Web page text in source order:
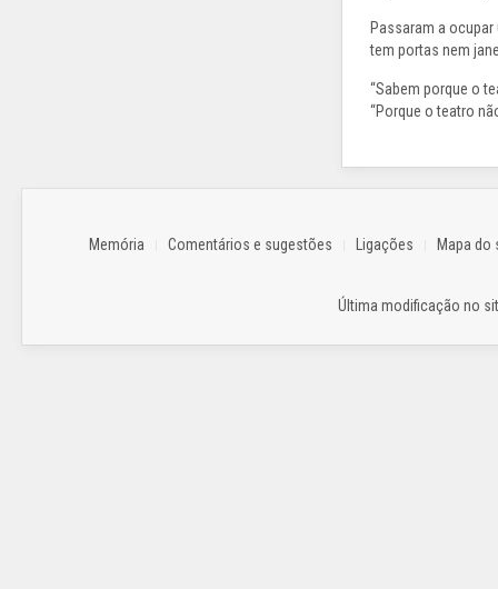
Passaram a
tem portas nem
“Sabem porque o
“Porque o teatro
Memória Comentários e sugestões Ligações Mapa do
Última modificação no